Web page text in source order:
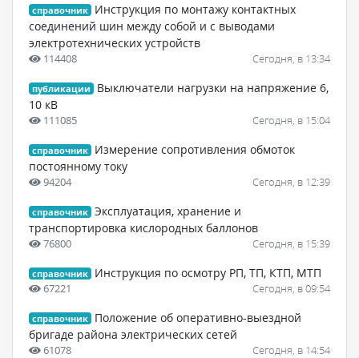
справочник
Инструкция по монтажу контактных
соединений шин между собой и с выводами
электротехнических устройств
114408 Сегодня, в 13:34
публикации
Выключатели нагрузки на напряжение 6,
10 кВ
111085 Сегодня, в 15:04
справочник
Измерение сопротивления обмоток
постоянному току
94204 Сегодня, в 12:39
справочник Эксплуатация, хранение и
транспортировка кислородных баллонов
76800 Сегодня, в 15:39
справочник Инструкция по осмотру РП, ТП, КТП, МТП
67221 Сегодня, в 09:54
справочник
Положение об оперативно-выездной
бригаде района электрических сетей
61078 Сегодня, в 14:54